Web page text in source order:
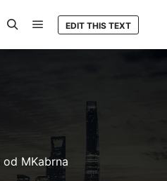
EDIT THIS TEXT
od MKabrna